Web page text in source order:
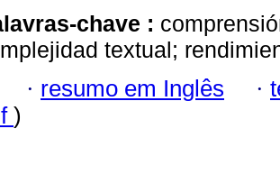
chave :
textual;
· resumo em Inglês ·
)